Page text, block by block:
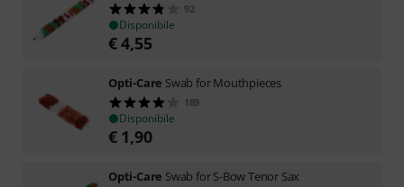
92
Disponibile
€4,55
Opti-Care Swab for Mouthpieces
189
Disponibile
€ 1,90
Opti-Care Swab for S-Bow Tenor Sax